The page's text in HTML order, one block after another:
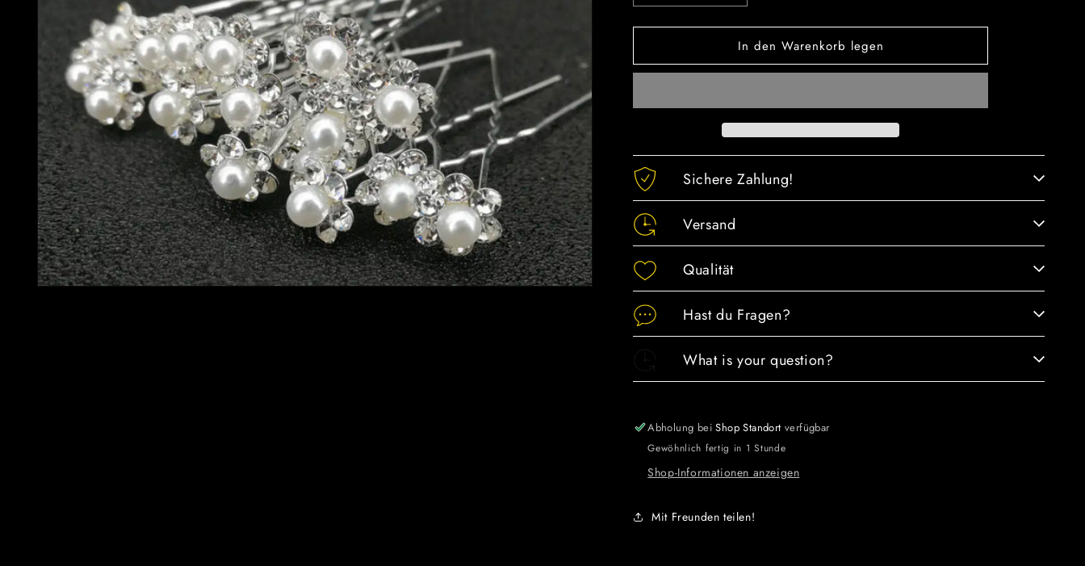
die
Menge
Haarschmuck
Blumen
die
Menge
für
Haarschmuck
Blumen
In den Warenkorb legen
Sichere Zahlung!
Versand
Qualität
Hast du Fragen?
What is your question?
Abholung beiShop Standort verfügbar
Gewöhnlich fertig in 1 Stunde
Shop-Informationen anzeigen
Mit Freunden teilen!